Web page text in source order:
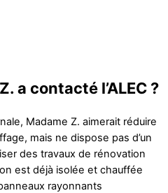
a contacté l’ALEC ?
Madame Z. aimerait réduire
mais ne dispose pas d’un
des travaux de rénovation
est déjà isolée et chauffée
rayonnants